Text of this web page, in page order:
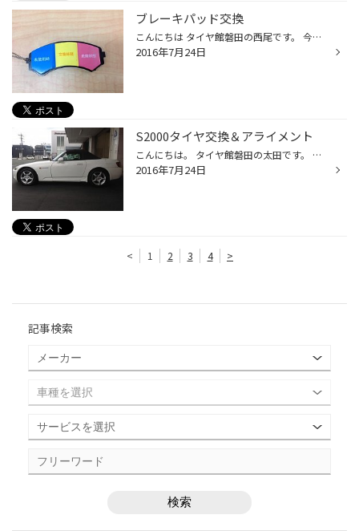
ブレーキパッド交換
こんにちは タイヤ館磐田の西尾です。 今日、ワゴンＲのブレーキパッド交換を行いました。 ブレーキパッドの残りが大変少なく、ブレーキの効きが悪くなる為交換になりました。 スタッフがブレーキ交換が必要と判断した時に使うツールが分かり易かったので、 今日はそれをアップしたいと思います。 ...
2016年7月24日
S2000タイヤ交換＆アライメント
こんにちは。 タイヤ館磐田の太田です。 先日行った作業を紹介したいと思います。 クルマは、ホンダのS2000(AP1)になります。お選びいただいたタイヤはブリヂストンのレグノGR-XIになります。 静かで、乗り心地の良いタイヤになります。 グリップ力も高いため、S2000のような高性能な車にもマッチし...
2016年7月24日
< 1 2 3 4 >
記事検索